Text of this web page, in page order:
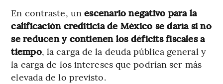
En contraste, unescenario negativo para la
calificación crediticia de México se daría si no
se reducen y contienen los déficits fiscales a
tiempo, la carga de la deuda pública general y
la carga de los intereses que podrían ser más
elevada de lo previsto.